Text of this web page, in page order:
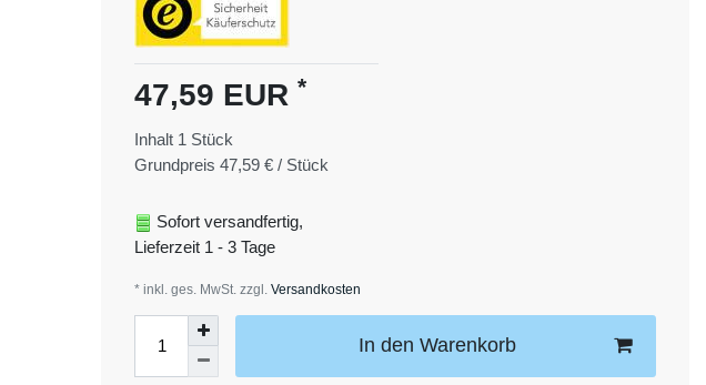
47,59 EUR *
Inhalt 1 Stück
Grundpreis 47,59 € / Stück
Sofort versandfertig,
Lieferzeit 1 - 3 Tage
* inkl. ges. MwSt. zzgl. Versandkosten
In den Warenkorb